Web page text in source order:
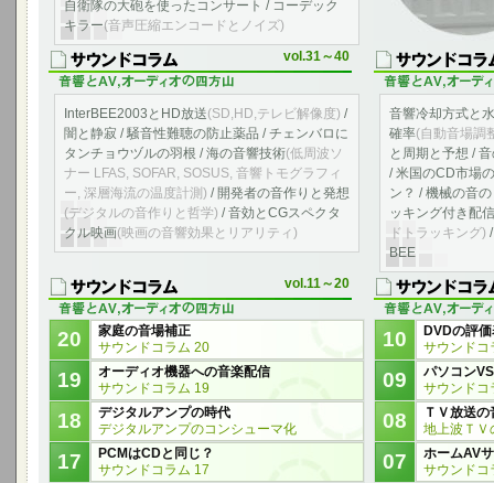
自衛隊の大砲を使ったコンサート / コーデック
キラー(音声圧縮エンコードとノイズ)
vol.31～40
InterBEE2003とHD放送(SD,HD,テレビ解像度) /
闇と静寂 / 騒音性難聴の防止薬品 / チェンバロに
タンチョウヅルの羽根 / 海の音響技術(低周波ソ
ナー LFAS, SOFAR, SOSUS, 音響トモグラフィ
ー, 深層海流の温度計測) / 開発者の音作りと発想
(デジタルの音作りと哲学) / 音効とCGスペクタ
クル映画(映画の音響効果とリアリティ)
音響冷却方式と
確率(自動音場調
と周期と予想 /
/ 米国のCD市場
ン？ / 機械の音
ッキング付き配信
ドトラッキング)
BEE
vol.11～20
20
家庭の音場補正
サウンドコラム 20
19
オーディオ機器への音楽配信
サウンドコラム 19
18
デジタルアンプの時代
デジタルアンプのコンシューマ化
17
PCMはCDと同じ？
サウンドコラム 17
10
DVDの評
サウンドコ
09
パソコン
サウンドコ
08
ＴＶ放送
地上波ＴＶ
07
ホームAV
サウンドコ